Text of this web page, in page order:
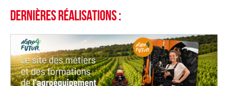
Dernières réalisations :